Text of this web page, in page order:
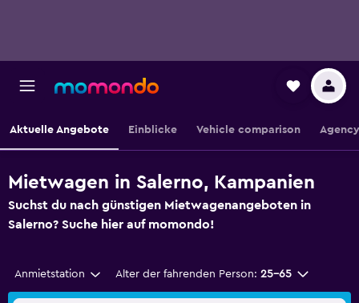
Aktuelle Angebote Einblicke Vehicle comparison
Mietwagen in Salerno, Kampanien
Suchst du nach günstigen Mietwagenangeboten in
Salerno? Suche hier auf momondo!
Anmietstation Alter der fahrenden Person: 25-65